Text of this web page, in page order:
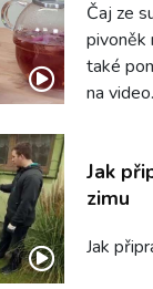
Čaj ze
pivoněk
také
na video.
Jak
zimu
Jak